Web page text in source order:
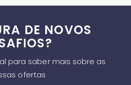
DE NOVOS
para saber mais sobre as
ofertas